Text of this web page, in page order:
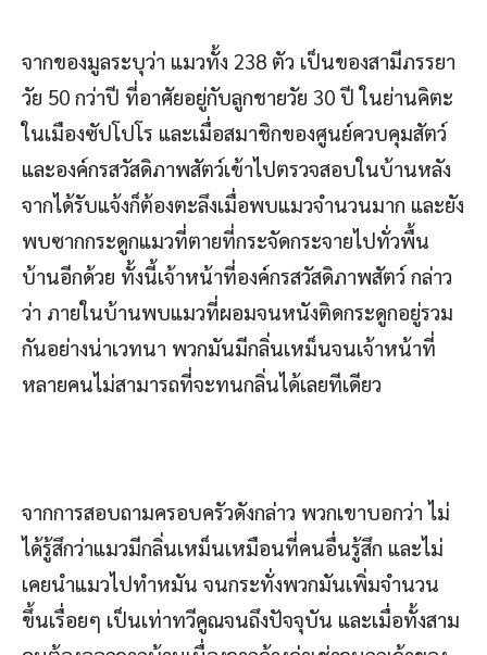
จากของมูลระบุว่า แมวทั้ง 238 ตัว เป็นของสามีภรรยา
วัย 50 กว่าปี ที่อาศัยอยู่กับลูกชายวัย 30 ปี ในย่านคิตะ
ในเมืองซัปโปโร และเมื่อสมาชิกของศูนย์ควบคุมสัตว์
และองค์กรสวัสดิภาพสัตว์เข้าไปตรวจสอบในบ้านหลัง
จากได้รับแจ้งก็ต้องตะลึงเมื่อพบแมวจำนวนมาก และยัง
พบซากกระดูกแมวที่ตายที่กระจัดกระจายไปทั่วพื้น
บ้านอีกด้วย ทั้งนี้เจ้าหน้าที่องค์กรสวัสดิภาพสัตว์ กล่าว
ว่า ภายในบ้านพบแมวที่ผอมจนหนังติดกระดูกอยู่รวม
กันอย่างน่าเวทนา พวกมันมีกลิ่นเหม็นจนเจ้าหน้าที่
หลายคนไม่สามารถที่จะทนกลิ่นได้เลยทีเดียว
จากการสอบถามครอบครัวดังกล่าว พวกเขาบอกว่า ไม่
ได้รู้สึกว่าแมวมีกลิ่นเหม็นเหมือนที่คนอื่นรู้สึก และไม่
เคยนำแมวไปทำหมัน จนกระทั่งพวกมันเพิ่มจำนวน
ขึ้นเรื่อยๆ เป็นเท่าทวีคูณจนถึงปัจจุบัน และเมื่อทั้งสาม